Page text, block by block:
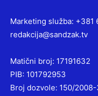
Marketing služba: +381
redakcija@sandzak.tv
Matični broj: 17191632
PIB: 101792953
Broj dozvole: 150/